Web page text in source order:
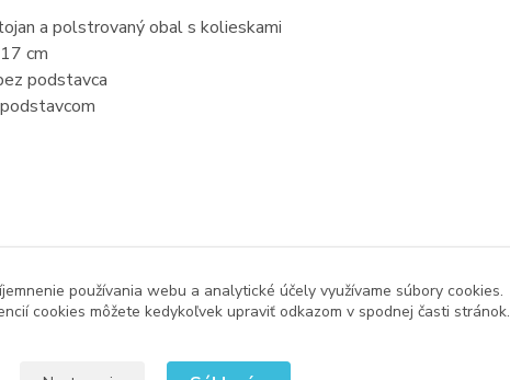
a polstrovaný obal s kolieskami
cm
podstavca
používania webu a analytické účely využívame súbory cookies.
cookies môžete kedykoľvek upraviť odkazom v spodnej časti stránok.